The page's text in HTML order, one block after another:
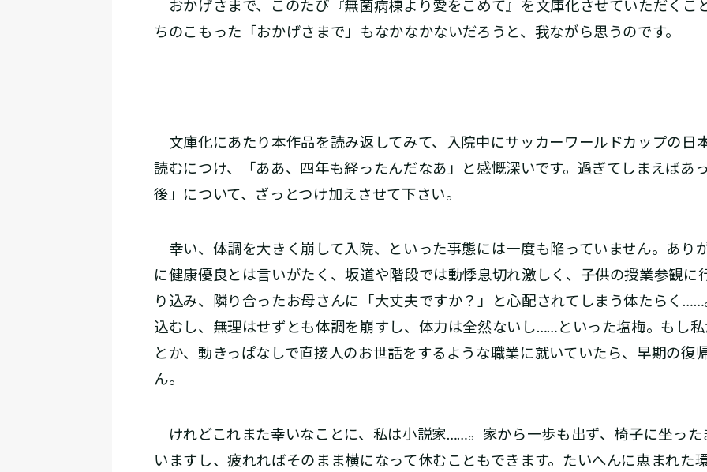
おかげさまで、このたび『無菌病棟より愛をこめて』を文庫化させていただくこ
ちのこもった「おかげさまで」もなかなかないだろうと、我ながら思うのです。
文庫化にあたり本作品を読み返してみて、入院中にサッカーワールドカップの日
読むにつけ、「ああ、四年も経ったんだなあ」と感慨深いです。過ぎてしまえばあ
後」について、ざっとつけ加えさせて下さい。
幸い、体調を大きく崩して入院、といった事態には一度も陥っていません。あり
に健康優良とは言いがたく、坂道や階段では動悸息切れ激しく、子供の授業参観に
り込み、隣り合ったお母さんに「大丈夫ですか？」と心配されてしまう体たらく
込むし、無理はせずとも体調を崩すし、体力は全然ないし……といった塩梅。もし
とか、動きっぱなしで直接人のお世話をするような職業に就いていたら、早期の復
ん。
けれどこれまた幸いなことに、私は小説家……。家から一歩も出ず、椅子に坐った
いますし、疲れればそのまま横になって休むこともできます。たいへんに恵まれた